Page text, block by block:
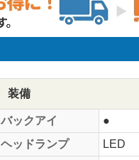
装備
バックアイ
●
ヘッドランプ
LED